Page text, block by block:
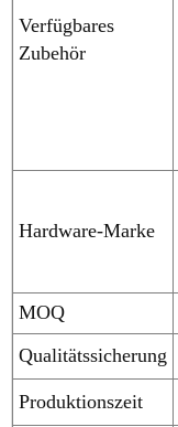
Verfügbares
Zubehör
Hardware-Marke
MOQ
Qualitätssicherung
Produktionszeit